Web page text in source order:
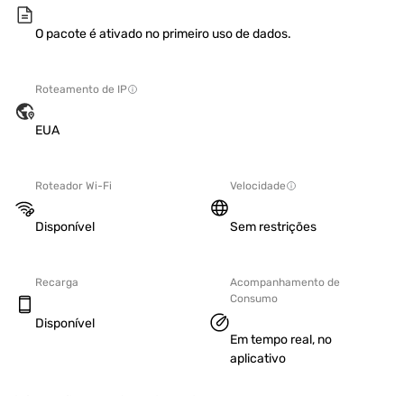
O pacote é ativado no primeiro uso de dados.
Roteamento de IP
EUA
Roteador Wi-Fi
Disponível
Velocidade
Sem restrições
Recarga
Disponível
Acompanhamento de
Consumo
Em tempo real, no
aplicativo